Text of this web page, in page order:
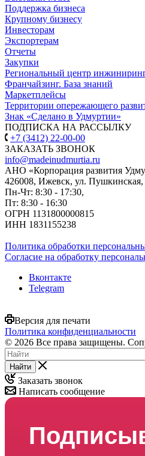
Поддержка бизнеса
Крупному бизнесу
Инвесторам
Экспортерам
Отчеты
Закупки
Региональный центр
Франчайзинг. База знаний
Маркетплейсы
Территории опережающего
Знак «Сделано в Удмуртии»
ПОДПИСКА НА РАССЫЛКУ
+7 (3412) 22-00-00
ЗАКАЗАТЬ ЗВОНОК
info@madeinudmurtia.ru
АНО «Корпорация развития
426008, Ижевск, ул. Пушкинская,
Пн-Чт: 8:30 - 17:30,
Пт: 8:30 - 16:30
ОГРН 1131800000815
ИНН 1831155238
Политика обработки
Согласие на обработку
Вконтакте
Telegram
Версия для печати
Политика конфиденциальности
© 2026 Все права защищены.
Найти
Заказать звонок
Написать сообщение